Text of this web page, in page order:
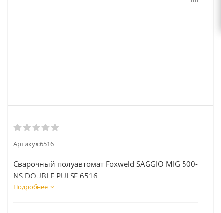
Артикул:6516
Сварочный полуавтомат Foxweld SAGGIO MIG 500-
NS DOUBLE PULSE 6516
Подробнее